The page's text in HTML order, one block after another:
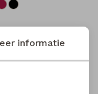
informatie